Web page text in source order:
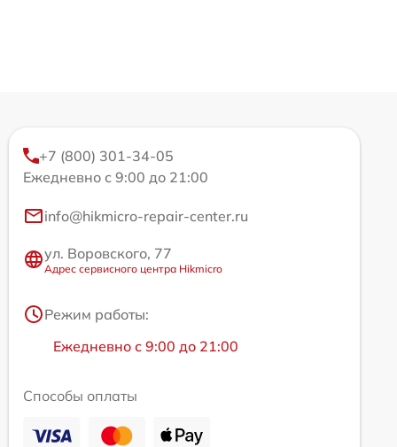
+7 (800) 301-34-05
Ежедневно с 9:00 до 21:00
info@hikmicro-repair-center.ru
ул. Воровского, 77
Адрес сервисного центра Hikmicro
Режим работы:
Ежедневно с 9:00 до 21:00
Способы оплаты